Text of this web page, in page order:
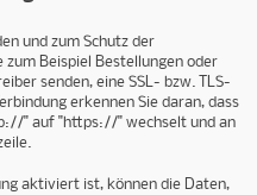
und zum Schutz der
Beispiel Bestellungen oder
senden, eine SSL- bzw. TLS-
erkennen Sie daran, dass
" auf "https://" wechselt und an
aktiviert ist, können die Daten,